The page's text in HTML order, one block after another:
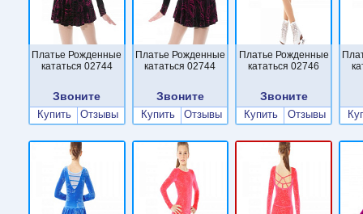
Платье Рожденные
кататься 02744
Звоните
Купить Отзывы
Платье Рожденные
кататься 02744
Звоните
Купить Отзывы
Платье Рожденные
кататься 02746
Звоните
Купить Отзывы